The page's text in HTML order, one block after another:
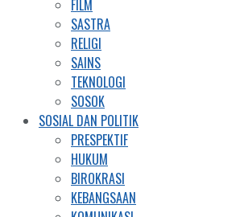
FILM
SASTRA
RELIGI
SAINS
TEKNOLOGI
SOSOK
SOSIAL DAN POLITIK
PRESPEKTIF
HUKUM
BIROKRASI
KEBANGSAAN